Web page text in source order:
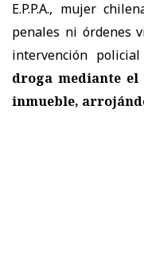
E.P.P.A., mujer
penales ni órdenes
intervención
droga mediante
inmueble,